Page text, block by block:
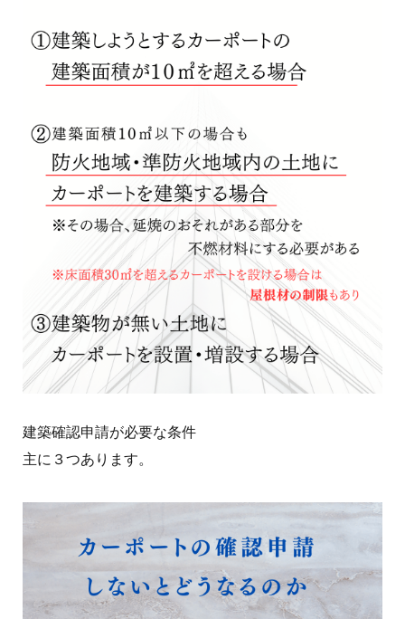
建築確認申請が必要な条件
主に３つあります。